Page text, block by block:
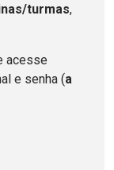
turmas,
acesse
e senha (a